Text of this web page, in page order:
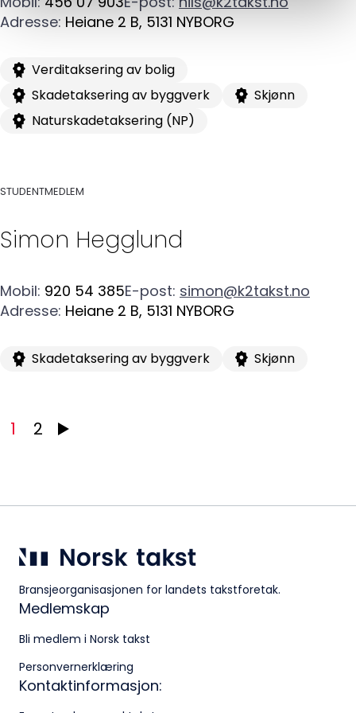
Aktuelt
Om Norsk takst
Logg inn
Kontakt oss
Kontaktinformasjon:
adm@norsktakst.no
22 08 76 00
956 955 211
Adresse: Heiane 2 B, 5131 NYBORG
Verditaksering av bolig
Skadetaksering av byggverk
Skjønn
Naturskadetaksering (NP)
STUDENTMEDLEM
Simon Hegglund
Mobil: 920 54 385E-post: simon@k2takst.no
Adresse: Heiane 2 B, 5131 NYBORG
Skadetaksering av byggverk Skjønn
1 2
Bransjeorganisasjonen for landets takstforetak.
Medlemskap
Bli medlem i Norsk takst
Personvernerklæring
Kontaktinformasjon: